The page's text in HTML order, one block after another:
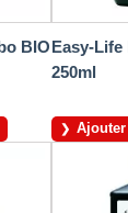
BIOEasy-Life
250ml